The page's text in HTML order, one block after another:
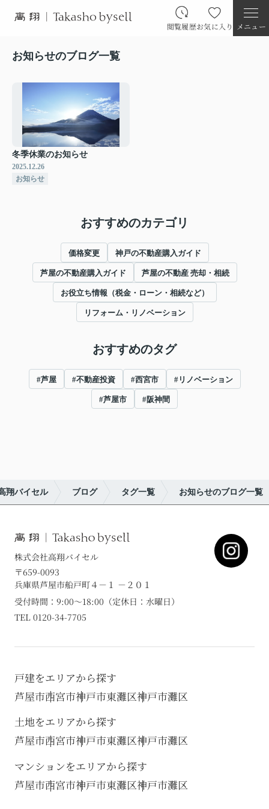
閲覧履歴お気に入り メニュー
お知らせのブログ一覧
冬季休業のお知らせ
2025.12.26
お知らせ
おすすめのカテゴリ
価格変更 神戸の不動産購入ガイド
芦屋の不動産購入ガイド 芦屋の不動産 売却・相続
お役立ち情報（税金・ローン・相続など）
リフォーム・リノベーション
おすすめのタグ
#芦屋 #不動産投資 #西宮市 #リノベーション
#芦屋市 #阪神間
翔バイセル ブログ タグ一覧 お知らせのブログ一覧
株式会社高翔バイセル
〒659-0093
兵庫県芦屋市船戸町４－１ －２０１
受付時間：9:00～18:00（定休日：水曜日）
TEL 0120-34-7705
戸建をエリアから探す
芦屋市西宮市神戸市東灘区神戸市灘区
土地をエリアから探す
芦屋市西宮市神戸市東灘区神戸市灘区
マンションをエリアから探す
芦屋市西宮市神戸市東灘区神戸市灘区